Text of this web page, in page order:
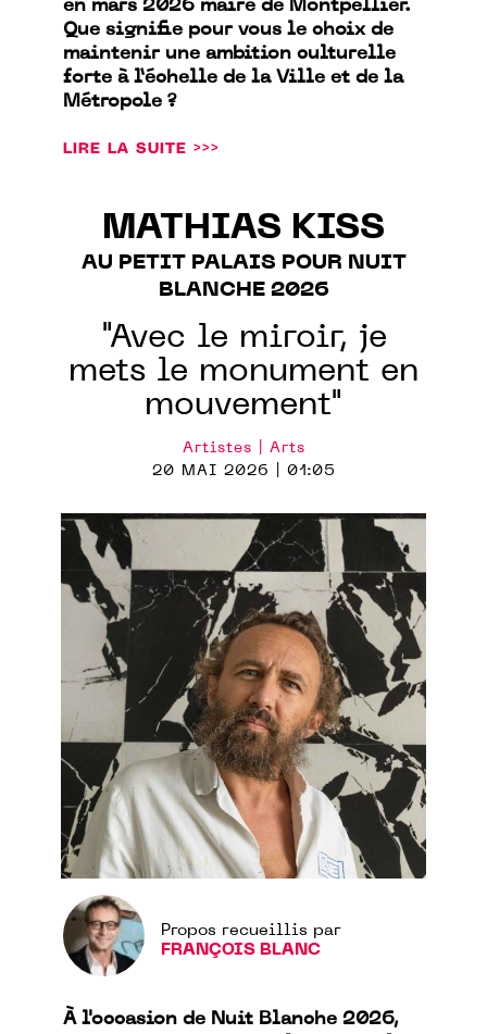
en mars 2026 maire de Montpellier.
Que signifie pour vous le choix de
maintenir une ambition culturelle
forte à l’échelle de la Ville et de la
Métropole ?
LIRE LA SUITE >>>
MATHIAS KISS
AU PETIT PALAIS POUR NUIT
BLANCHE 2026
"Avec le miroir, je
mets le monument en
mouvement"
Artistes | Arts
20 MAI 2026 | 01:05
Propos recueillis par
FRANÇOIS BLANC
À l'occasion de Nuit Blanche 2026,